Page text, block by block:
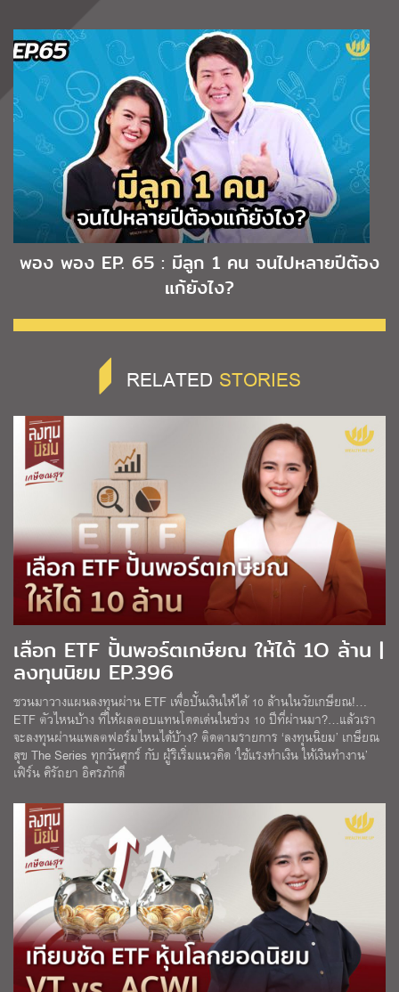
พอง พอง EP. 65 : มีลูก 1 คน จนไปหลายปีต้อง
แก้ยังไง?
RELATED STORIES
เลือก ETF ปั้นพอร์ตเกษียณ ให้ได้ 1O ล้าน |
ลงทุนนิยม EP.396
ชวนมาวางแผนลงทุนผ่าน ETF เพื่อปั้นเงินให้ได้ 10 ล้านในวัยเกษียณ!…
ETF ตัวไหนบ้าง ที่ให้ผลตอบแทนโดดเด่นในช่วง 10 ปีที่ผ่านมา?…แล้วเรา
จะลงทุนผ่านแพลตฟอร์มไหนได้บ้าง? ติดตามรายการ ‘ลงทุนนิยม’ เกษียณ
สุข The Series ทุกวันศุกร์ กับ ผู้ริเริ่มแนวคิด ‘ใช้แรงทำเงิน ให้เงินทำงาน’
เฟิร์น ศิรัถยา อิศรภักดี